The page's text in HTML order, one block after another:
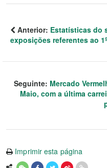
Anterior: Estatísticas do
exposições referentes ao
Seguinte: Mercado
Maio, com a última
Imprimir esta página